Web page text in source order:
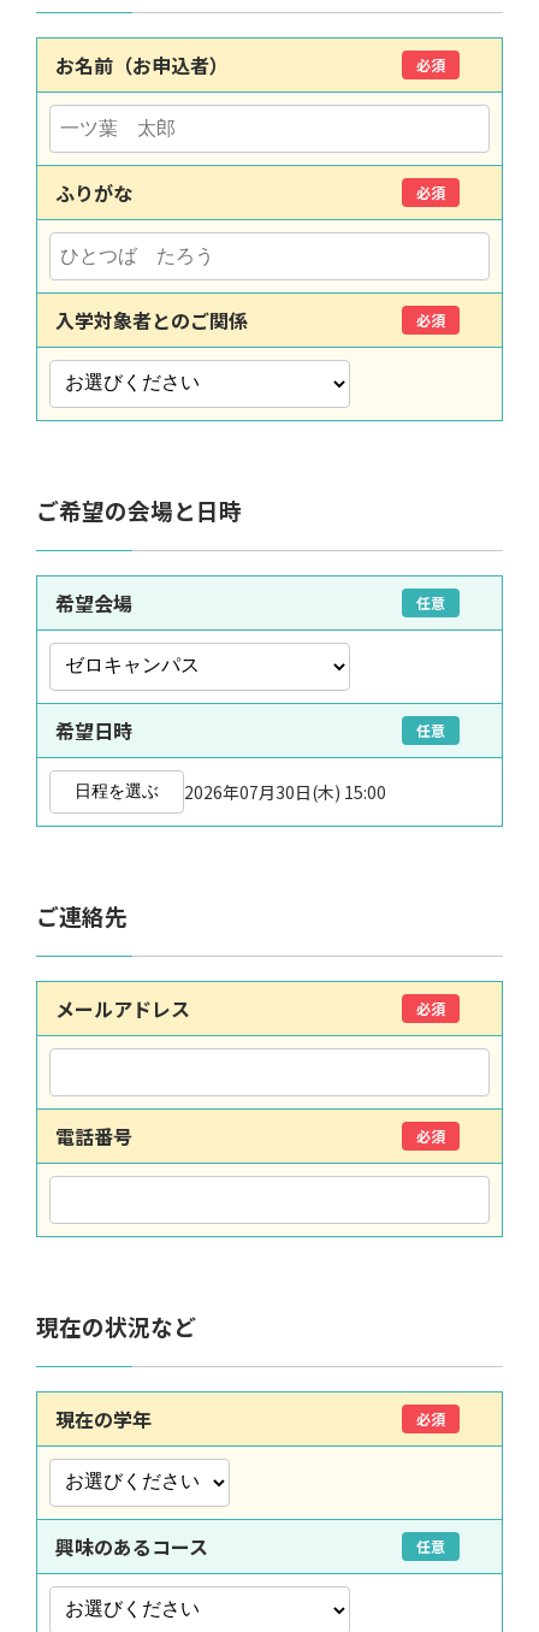
お名前（お申込者） 必須
ふりがな 必須
入学対象者とのご関係 必須
ご希望の会場と日時
希望会場 任意
希望日時 任意
日程を選ぶ 2026年07月30日(木) 15:00
ご連絡先
メールアドレス 必須
電話番号 必須
現在の状況など
現在の学年 必須
興味のあるコース 任意